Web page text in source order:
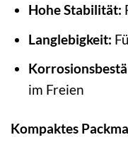
Hohe Stabilität:
Langlebigkeit:
im Freien
Kompaktes